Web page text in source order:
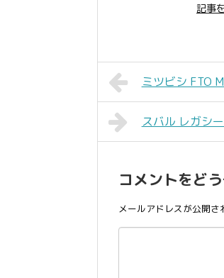
記事
ミツビシ FTO
スバル レガシ
コメントをど
メールアドレスが公開さ